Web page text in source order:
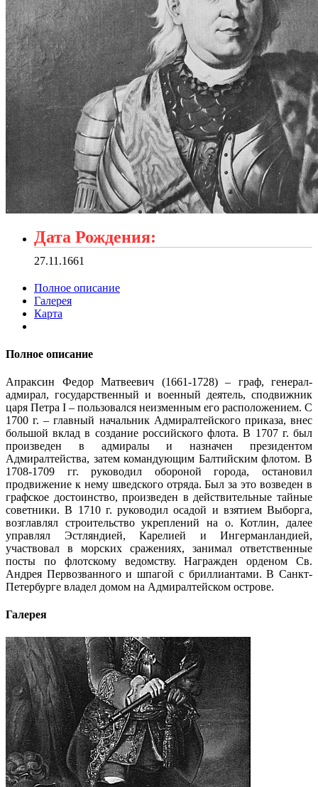
Дата Рождения:
27.11.1661
Полное описание
Галерея
Карта
Полное описание
Апраксин Федор Матвеевич (1661-1728) – граф, генерал-
адмирал, государственный и военный деятель, сподвижник
царя Петра I – пользовался неизменным его расположением. С
1700 г. – главный начальник Адмиралтейского приказа, внес
большой вклад в создание российского флота. В 1707 г. был
произведен в адмиралы и назначен президентом
Адмиралтейства, затем командующим Балтийским флотом. В
1708-1709 гг. руководил обороной города, остановил
продвижение к нему шведского отряда. Был за это возведен в
графское достоинство, произведен в действительные тайные
советники. В 1710 г. руководил осадой и взятием Выборга,
возглавлял строительство укреплений на о. Котлин, далее
управлял Эстляндией, Карелией и Ингерманландией,
участвовал в морских сражениях, занимал ответственные
посты по флотскому ведомству. Награжден орденом Св.
Андрея Первозванного и шпагой с бриллиантами. В Санкт-
Петербурге владел домом на Адмиралтейском острове.
Галерея